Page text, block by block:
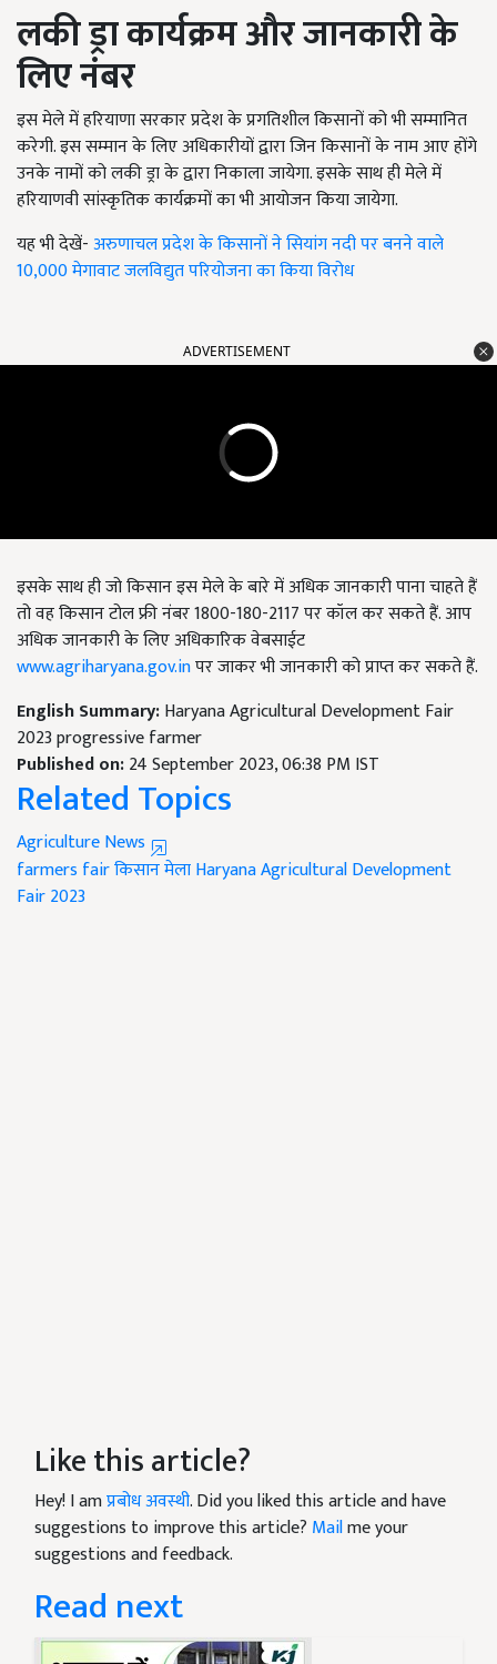
लकी ड्रा कार्यक्रम और जानकारी के
लिए नंबर
इस मेले में हरियाणा सरकार प्रदेश के प्रगतिशील किसानों को भी सम्मानित
करेगी. इस सम्मान के लिए अधिकारीयों द्वारा जिन किसानों के नाम आए होंगे
उनके नामों को लकी ड्रा के द्वारा निकाला जायेगा. इसके साथ ही मेले में
हरियाणवी सांस्कृतिक कार्यक्रमों का भी आयोजन किया जायेगा.
यह भी देखें-अरुणाचल प्रदेश के किसानों ने सियांग नदी पर बनने वाले
10,000 मेगावाट जलविद्युत परियोजना का किया विरोध
ADVERTISEMENT
इसके साथ ही जो किसान इस मेले के बारे में अधिक जानकारी पाना चाहते हैं
तो वह किसान टोल फ्री नंबर 1800-180-2117 पर कॉल कर सकते हैं. आप
अधिक जानकारी के लिए अधिकारिक वेबसाईट
www.agriharyana.gov.inपर जाकर भी जानकारी को प्राप्त कर सकते हैं.
English Summary:Haryana Agricultural Development Fair
2023 progressive farmer
Published on:24 September 2023, 06:38 PM IST
Related Topics
Agriculture News
farmers fairकिसान मेलाHaryana Agricultural Development
Fair 2023
Like this article?
Hey! I amप्रबोध अवस्थी. Did you liked this article and have
suggestions to improve this article? Mailme your
suggestions and feedback.
Read next